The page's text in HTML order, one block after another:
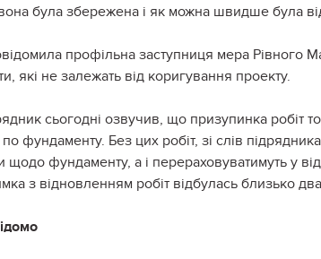
була збережена і як можна швидше була
профільна заступниця мера Рівного
які не залежать від коригування проекту.
сьогодні озвучив, що призупинка робіт
по фундаменту. Без цих робіт, зі слів
щодо фундаменту, а і перераховуватимуть у
з відновленням робіт відбулась близько